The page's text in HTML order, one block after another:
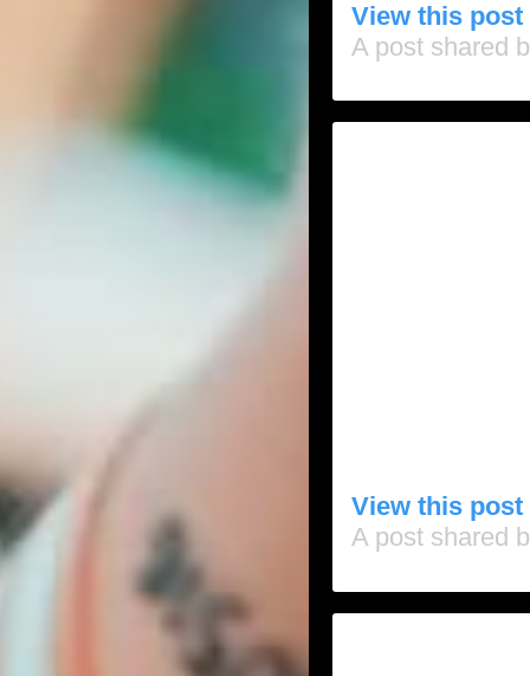
View this
A post shared
View this
A post shared